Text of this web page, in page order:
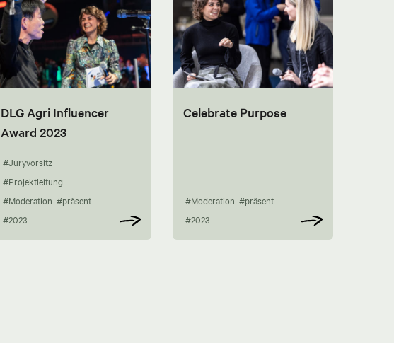
DLG Agri Influencer
Award 2023
#Juryvorsitz
#Projektleitung
#Moderation #präsent
#2023
Celebrate Purpose
#Moderation #präsent
#2023